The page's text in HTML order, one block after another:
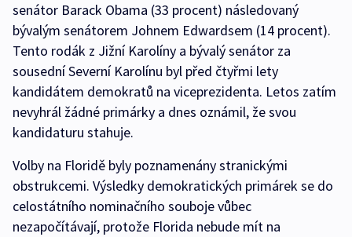
senátor Barack Obama (33 procent) následovaný
bývalým senátorem Johnem Edwardsem (14 procent).
Tento rodák z Jižní Karolíny a bývalý senátor za
sousední Severní Karolínu byl před čtyřmi lety
kandidátem demokratů na viceprezidenta. Letos zatím
nevyhrál žádné primárky a dnes oznámil, že svou
kandidaturu stahuje.
Volby na Floridě byly poznamenány stranickými
obstrukcemi. Výsledky demokratických primárek se do
celostátního nominačního souboje vůbec
nezapočítávají, protože Florida nebude mít na